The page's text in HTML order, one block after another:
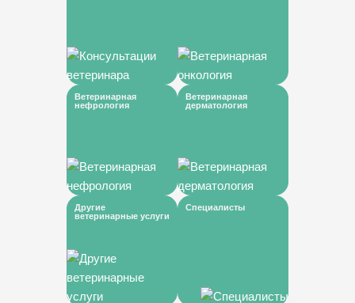
Ветеринарная
нефрология
Ветеринарная
дерматология
Другие
ветеринарные услуги
Специалисты